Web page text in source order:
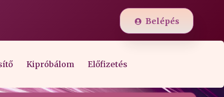
Belépés
Kipróbálom Előfizetés